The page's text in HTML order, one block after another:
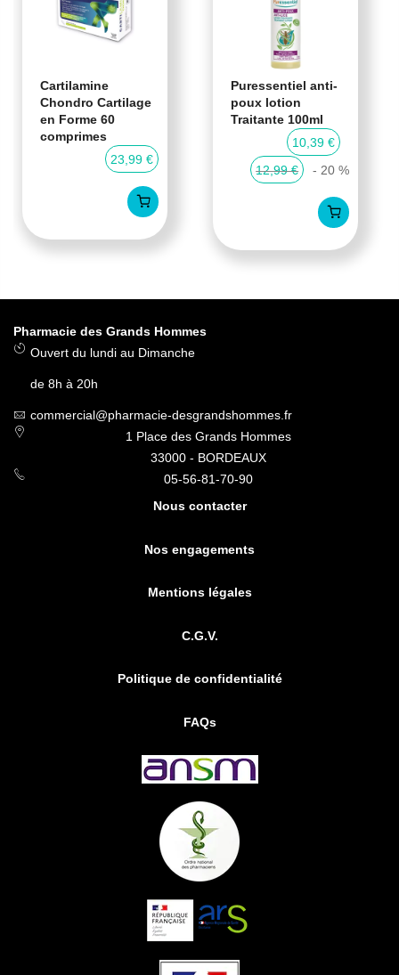
Cartilamine
Chondro Cartilage
en Forme 60
comprimes
23,99 €
Puressentiel anti-
poux lotion
Traitante 100ml
10,39 €
12,99 €
- 20 %
Pharmacie des Grands Hommes
Ouvert du lundi au Dimanche
de 8h à 20h
commercial@pharmacie-desgrandshommes.fr
1 Place des Grands Hommes
33000 - BORDEAUX
05-56-81-70-90
Nous contacter
Nos engagements
Mentions légales
C.G.V.
Politique de confidentialité
FAQs